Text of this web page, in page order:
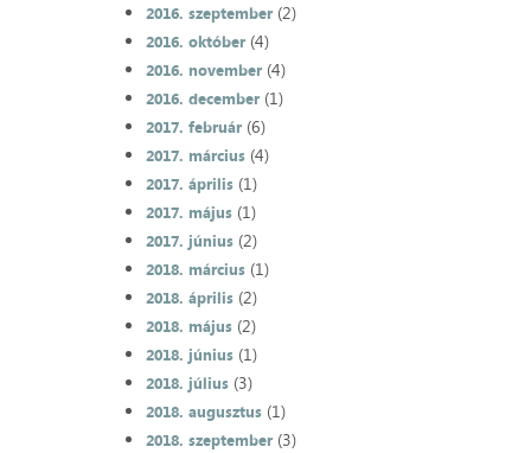
2016. szeptember(2)
2016. október(4)
2016. november(4)
2016. december(1)
2017. február(6)
2017. március(4)
2017. április(1)
2017. május(1)
2017. június(2)
2018. március(1)
2018. április(2)
2018. május(2)
2018. június(1)
2018. július(3)
2018. augusztus(1)
2018. szeptember(3)